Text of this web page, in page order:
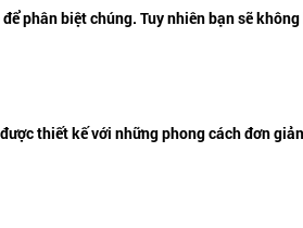
phân biệt chúng. Tuy nhiên bạn sẽ
thiết kế với những phong cách đơn